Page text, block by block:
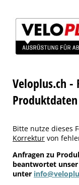
Veloplus.ch -
Bitte nutze dieses
Korrektur von
Anfragen zu
beantwortet
unter